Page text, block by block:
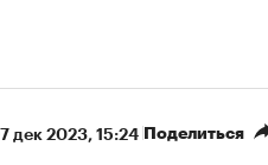
дек 2023, 15:24 Поделиться